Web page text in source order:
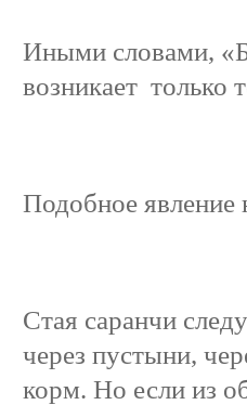
Иными словами,
возникает только
Подобное явление
Стая саранчи
через пустыни,
корм. Но если из